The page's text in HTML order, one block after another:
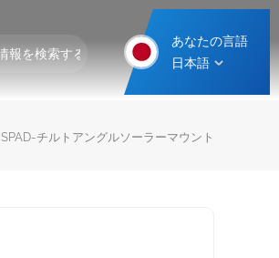
あなたの言語
日本語
SPAD-チルトアングルソーラーマウント